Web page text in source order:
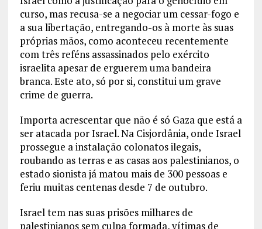
curso, mas recusa-se a negociar um cessar-fogo e
a sua libertação, entregando-os à morte às suas
próprias mãos, como aconteceu recentemente
com três reféns assassinados pelo exército
israelita apesar de erguerem uma bandeira
branca. Este ato, só por si, constitui um grave
crime de guerra.
Importa acrescentar que não é só Gaza que está a
ser atacada por Israel. Na Cisjordânia, onde Israel
prossegue a instalação colonatos ilegais,
roubando as terras e as casas aos palestinianos, o
estado sionista já matou mais de 300 pessoas e
feriu muitas centenas desde 7 de outubro.
Israel tem nas suas prisões milhares de
palestinianos sem culpa formada, vítimas de